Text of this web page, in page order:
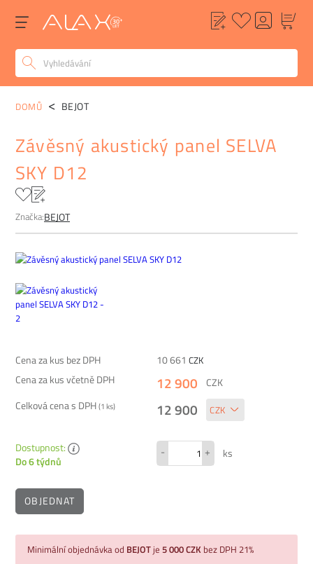
POPIS ALTERNATIVY
DOMŮ BEJOT
Závěsný akustický panel SELVA
SKY D12
Značka:BEJOT
Cena za kus bez DPH 10 661 CZK
Cena za kus včetně DPH
12 900
CZK
Celková cena s DPH(1ks) 12 900
Dostupnost:
Do 6 týdnů
- + ks
OBJEDNAT
Minimální objednávka od BEJOT je 5 000 CZK bez DPH 21%